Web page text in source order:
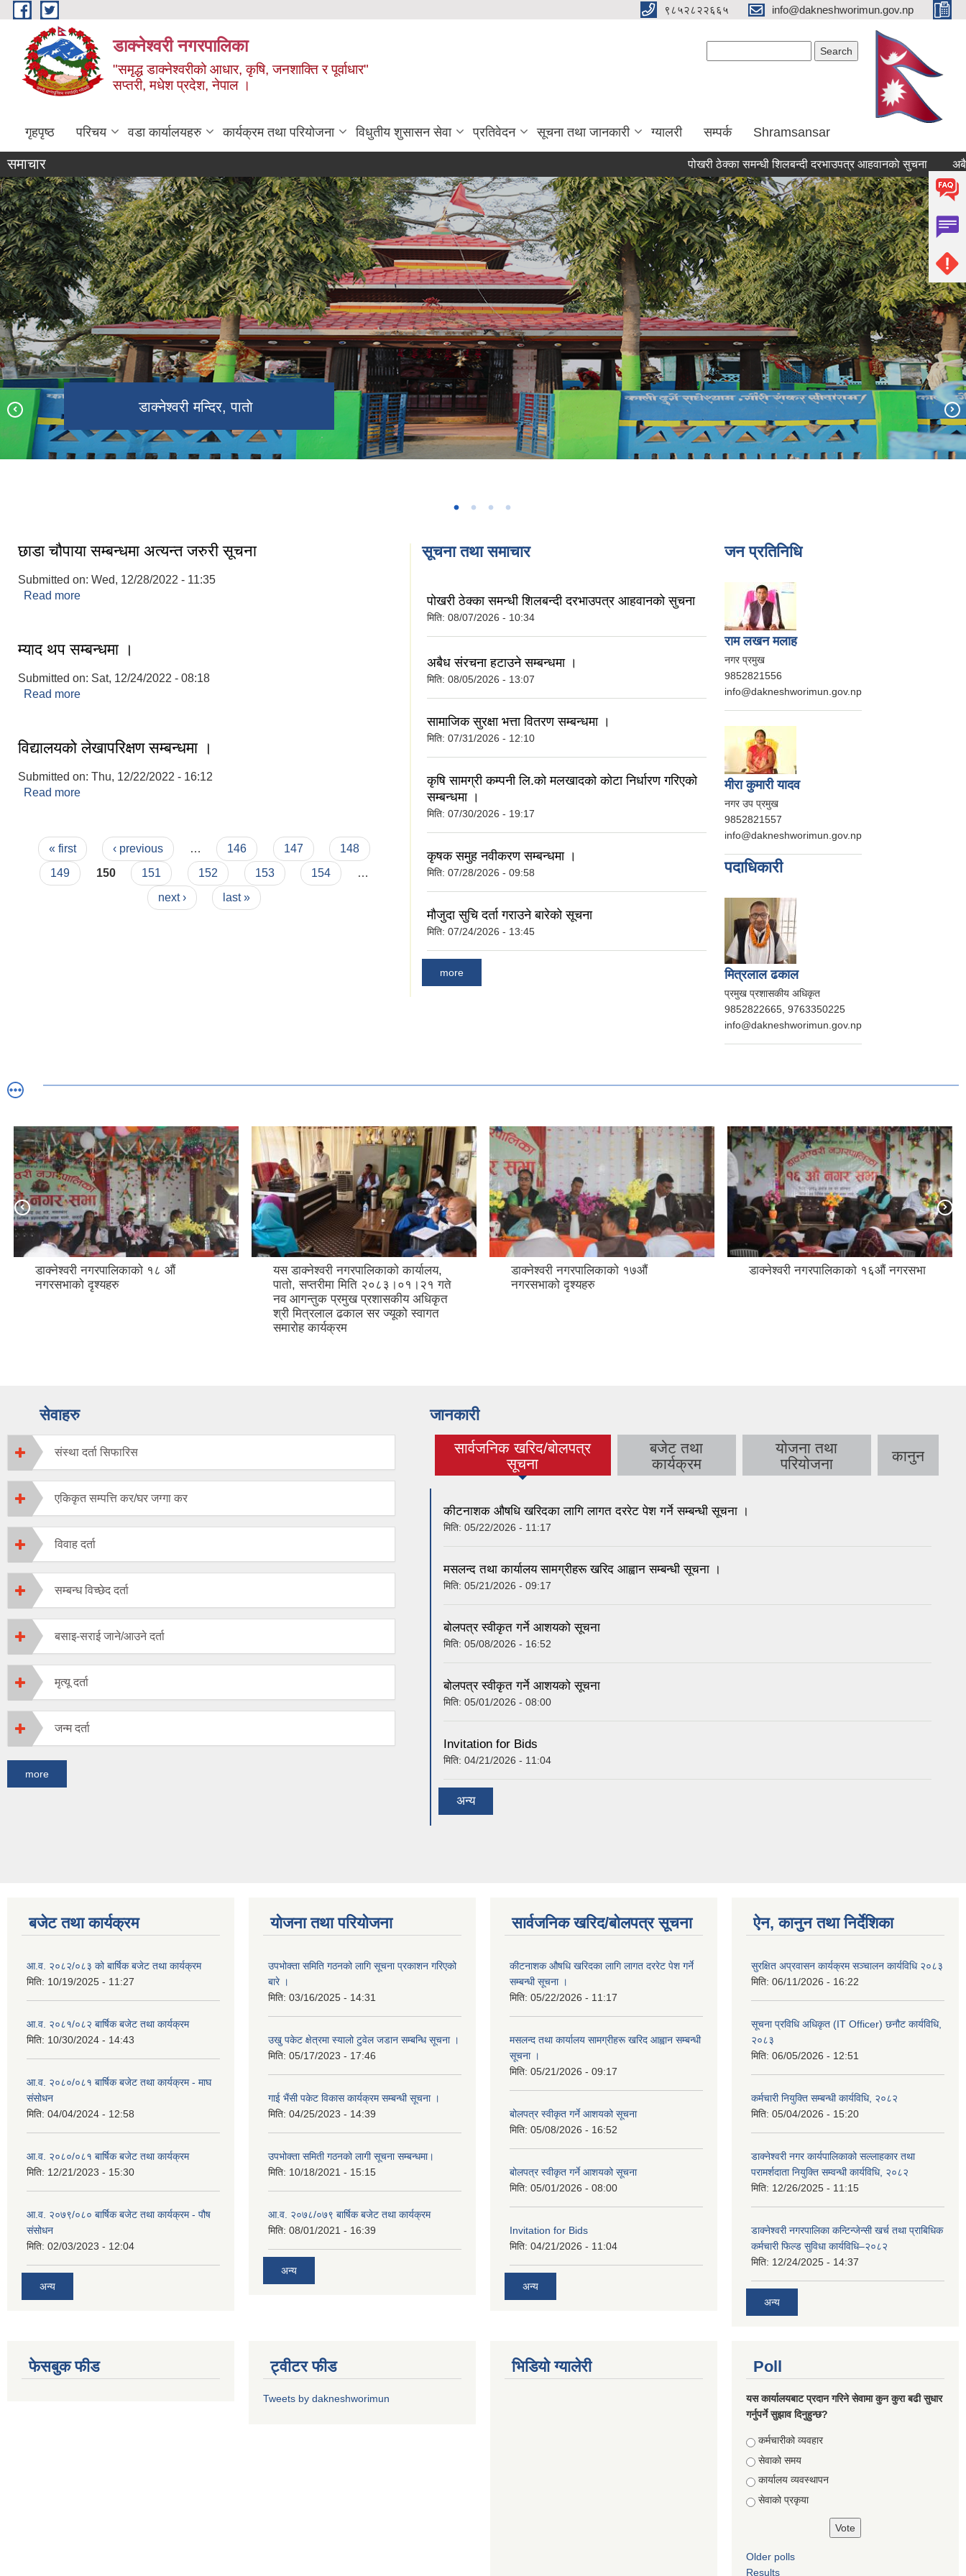
Skip to main content ९८५२८२२६६५ info@dakneshworimun.gov.np
डाक्नेश्वरी नगरपालिका
"समृद्ध डाक्नेश्वरीको आधार, कृषि, जनशाक्ति र पूर्वाधार"
सप्तरी, मधेश प्रदेश, नेपाल ।
गृहपृष्ठ परिचय वडा कार्यालयहरु कार्यक्रम तथा परियोजना विधुतीय शुसासन सेवा प्रतिवेदन सूचना तथा जानकारी ग्यालरी सम्पर्क Shramsansar
समाचार पोखरी ठेक्का समन्धी शिलबन्दी दरभाउपत्र आहवानकाे सुचना अबैध
डाक्नेश्वरी मन्दिर, पाताे
श्री राष्ट्रीय प्राथमिक विद्यालय, गाेविन्दपुर
डाक्नेश्वरी कृषि क्षेत्र
छाडा चौपाया सम्बन्धमा अत्यन्त जरुरी सूचना
Submitted on: Wed, 12/28/2022 - 11:35
Read more
म्याद थप सम्बन्धमा ।
Submitted on: Sat, 12/24/2022 - 08:18
Read more
विद्यालयको लेखापरिक्षण सम्बन्धमा ।
Submitted on: Thu, 12/22/2022 - 16:12
Read more
Pages
« first ‹ previous … 146 147
148
149
150 151 152 153 154
…
next ›
last »
सूचना तथा समाचार
पोखरी ठेक्का समन्धी शिलबन्दी दरभाउपत्र आहवानकाे सुचना
मिति: 08/07/2026 - 10:34
अबैध संरचना हटाउने सम्बन्धमा ।
मिति: 08/05/2026 - 13:07
सामाजिक सुरक्षा भत्ता वितरण सम्बन्धमा ।
मिति: 07/31/2026 - 12:10
कृषि सामग्री कम्पनी लि.को मलखादको कोटा निर्धारण गरिएको
सम्बन्धमा ।
मिति: 07/30/2026 - 19:17
कृषक समुह नवीकरण सम्बन्धमा ।
मिति: 07/28/2026 - 09:58
मौजुदा सुचि दर्ता गराउने बारेको सूचना
मिति: 07/24/2026 - 13:45
more
जन प्रतिनिधि
राम लखन मलाह
नगर प्रमुख
9852821556
info@dakneshworimun.gov.np
मीरा कुमारी यादव
नगर उप प्रमुख
9852821557
info@dakneshworimun.gov.np
पदाधिकारी
मित्रलाल ढकाल
प्रमुख प्रशासकीय अधिकृत
9852822665, 9763350225
info@dakneshworimun.gov.np
डाक्नेश्वरी नगरपालिकाको १८ औं
नगरसभाको दृश्यहरु
यस डाक्नेश्वरी नगरपालिकाको कार्यालय,
पातो, सप्तरीमा मिति २०८३।०१।२१ गते
नव आगन्तुक प्रमुख प्रशासकीय अधिकृत
श्री मित्रलाल ढकाल सर ज्यूको स्वागत
समारोह कार्यक्रम
डाक्नेश्वरी नगरपालिकाको १७औं
नगरसभाको दृश्यहरु
डाक्नेश्वरी नगरपालिकाको १६औं नगरसभा
सेवाहरु
संस्था दर्ता सिफारिस
एकिकृत सम्पत्ति कर/घर जग्गा कर
विवाह दर्ता
सम्बन्ध विच्छेद दर्ता
बसाइ-सराई जाने/आउने दर्ता
मृत्यू दर्ता
जन्म दर्ता
more
जानकारी
सार्वजनिक खरिद/बोलपत्र
सूचना
(active tab)
बजेट तथा
कार्यक्रम
योजना तथा
परियोजना
कानुन
कीटनाशक औषधि खरिदका लागि लागत दररेट पेश गर्ने सम्बन्धी सूचना ।
मिति: 05/22/2026 - 11:17
मसलन्द तथा कार्यालय सामग्रीहरू खरिद आह्वान सम्बन्धी सूचना ।
मिति: 05/21/2026 - 09:17
बोलपत्र स्वीकृत गर्ने आशयको सूचना
मिति: 05/08/2026 - 16:52
बोलपत्र स्वीकृत गर्ने आशयको सूचना
मिति: 05/01/2026 - 08:00
Invitation for Bids
मिति: 04/21/2026 - 11:04
अन्य
बजेट तथा कार्यक्रम
आ.व. २०८२/०८३ को बार्षिक बजेट तथा कार्यक्रम
मिति: 10/19/2025 - 11:27
आ.व. २०८१/०८२ बार्षिक बजेट तथा कार्यक्रम
मिति: 10/30/2024 - 14:43
आ.व. २०८०/०८१ बार्षिक बजेट तथा कार्यक्रम - माघ
संसोधन
मिति: 04/04/2024 - 12:58
आ.व. २०८०/०८१ बार्षिक बजेट तथा कार्यक्रम
मिति: 12/21/2023 - 15:30
आ.व. २०७९/०८० बार्षिक बजेट तथा कार्यक्रम - पौष
संसोधन
मिति: 02/03/2023 - 12:04
अन्य
योजना तथा परियोजना
उपभोक्ता समिति गठनको लागि सूचना प्रकाशन गरिएको
बारे ।
मिति: 03/16/2025 - 14:31
उखु पकेट क्षेत्रमा स्यालो टुवेल जडान सम्बन्धि सूचना ।
मिति: 05/17/2023 - 17:46
गाई भैंसी पकेट विकास कार्यक्रम सम्बन्धी सूचना ।
मिति: 04/25/2023 - 14:39
उपभोक्ता समिती गठनको लागी सूचना सम्बन्धमा।
मिति: 10/18/2021 - 15:15
आ.व. २०७८/०७९ बार्षिक बजेट तथा कार्यक्रम
मिति: 08/01/2021 - 16:39
अन्य
सार्वजनिक खरिद/बोलपत्र सूचना
कीटनाशक औषधि खरिदका लागि लागत दररेट पेश गर्ने
सम्बन्धी सूचना ।
मिति: 05/22/2026 - 11:17
मसलन्द तथा कार्यालय सामग्रीहरू खरिद आह्वान सम्बन्धी
सूचना ।
मिति: 05/21/2026 - 09:17
बोलपत्र स्वीकृत गर्ने आशयको सूचना
मिति: 05/08/2026 - 16:52
बोलपत्र स्वीकृत गर्ने आशयको सूचना
मिति: 05/01/2026 - 08:00
Invitation for Bids
मिति: 04/21/2026 - 11:04
अन्य
ऐन, कानुन तथा निर्देशिका
सुरक्षित अप्रवासन कार्यक्रम सञ्चालन कार्यविधि २०८३
मिति: 06/11/2026 - 16:22
सूचना प्रविधि अधिकृत (IT Officer) छनौट कार्यविधि,
२०८३
मिति: 06/05/2026 - 12:51
कर्मचारी नियुक्ति सम्बन्धी कार्यविधि, २०८२
मिति: 05/04/2026 - 15:20
डाक्नेश्वरी नगर कार्यपालिकाको सल्लाहकार तथा
परामर्शदाता नियुक्ति सम्वन्धी कार्यविधि, २०८२
मिति: 12/26/2025 - 11:15
डाक्नेश्वरी नगरपालिका कन्टिन्जेन्सी खर्च तथा प्राबिधिक
कर्मचारी फिल्ड सुविधा कार्यविधि–२०८२
मिति: 12/24/2025 - 14:37
अन्य
फेसबुक फीड ट्वीटर फीड
Tweets by dakneshworimun
भिडियाे ग्यालेरी Poll
यस कार्यालयबाट प्रदान गरिने सेवामा कुन कुरा बढी सुधार
गर्नुपर्ने सुझाव दिनुहुन्छ?
Choices
कर्मचारीको व्यवहार
सेवाको समय
कार्यालय व्यवस्थापन
सेवाको प्रकृया
Older polls
Results